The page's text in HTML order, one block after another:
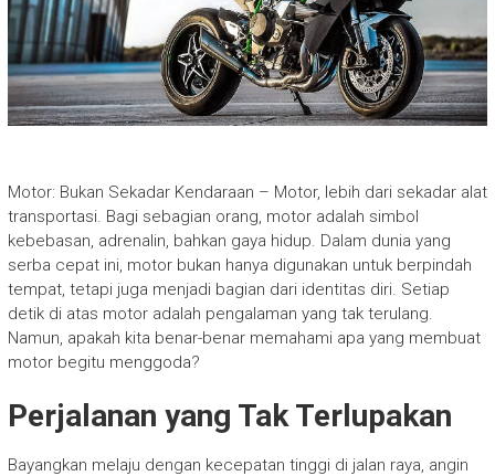
Motor: Bukan Sekadar Kendaraan – Motor, lebih dari sekadar alat
transportasi. Bagi sebagian orang, motor adalah simbol
kebebasan, adrenalin, bahkan gaya hidup. Dalam dunia yang
serba cepat ini, motor bukan hanya digunakan untuk berpindah
tempat, tetapi juga menjadi bagian dari identitas diri. Setiap
detik di atas motor adalah pengalaman yang tak terulang.
Namun, apakah kita benar-benar memahami apa yang membuat
motor begitu menggoda?
Perjalanan yang Tak Terlupakan
Bayangkan melaju dengan kecepatan tinggi di jalan raya, angin